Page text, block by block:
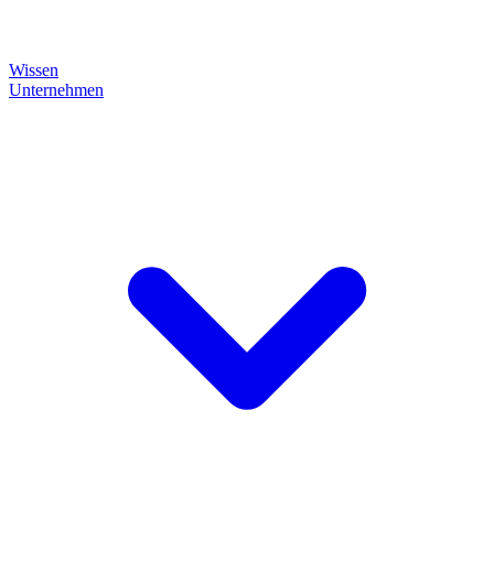
Wissen
Unternehmen